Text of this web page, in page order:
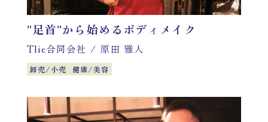
"足首"から始めるボディメイク
Tlic合同会社 / 原田 雅人
卸売/小売 健康/美容